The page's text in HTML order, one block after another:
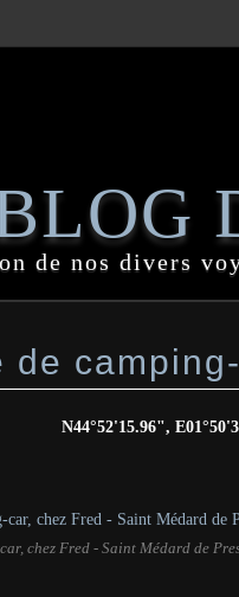
de nos divers
de
chez Fred - Saint Médard de